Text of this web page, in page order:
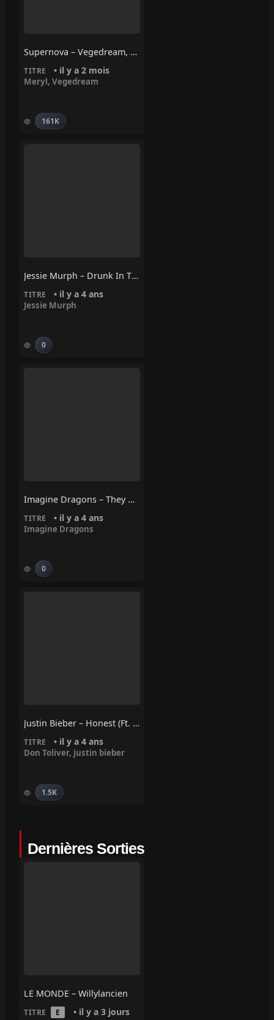
Supernova – Vegedream, Meryl
TITRE • il y a 2 mois
Meryl, Vegedream
161K
Jessie Murph – Drunk In The Bathtub
TITRE • il y a 4 ans
Jessie Murph
0
Imagine Dragons – They Don’t Know You Like I Do
TITRE • il y a 4 ans
Imagine Dragons
0
Justin Bieber – Honest (Ft. Don Toliver)
TITRE • il y a 4 ans
Don Toliver, justin bieber
1.5K
Dernières Sorties
LE MONDE – Willylancien
TITRE E • il y a 3 jours